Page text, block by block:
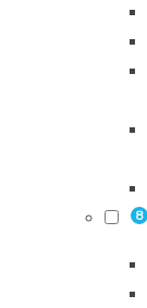
8